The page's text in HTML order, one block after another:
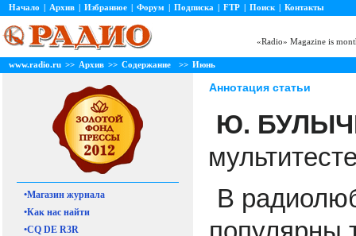
Начало | Архив | Избранное | Форум | Подписка | FTP | Поиск | Контакты
«Radio» Magazine is
www.radio.ru >> Архив >> Содержание >> Июнь
•Магазин журнала
•Как нас найти
•CQ DE R3R
Аннотация статьи
Ю.
В